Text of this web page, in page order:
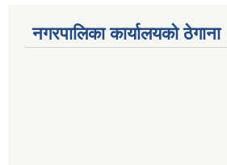
देव विकास बैंक, जलविरे
011403051
नगरपालिका कार्यालयको ठेगाना